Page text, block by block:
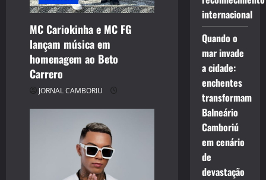
MC Cariokinha e MC FG
lançam música em
homenagem ao Beto
Carrero
JORNAL CAMBORIU
internacional
Quando o
mar invade
a cidade:
enchentes
transformam
Balneário
Camboriú
em cenário
de
devastação